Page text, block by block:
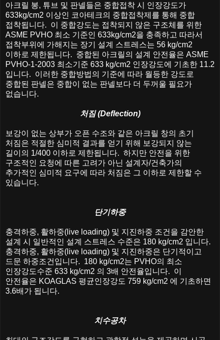
아크릴 봉, 튜브 및 판넬들은 중합접착 시
인장강도가
633kg/cm2 이상인 코아테크의 중합접착제를 통해 중합
접착됩니다. 이 중합강도는 접착되지 않은 구조체를 위한
ASME PVHO 최소 기준인 633kg/cm2을 충족하고 따라서
접착부위에 가해지는 장기 설계 스트레스는 56 kg/cm2
이하로 제한됩니다. 중합된 아크릴의 설계 안전율은 ASME
PVHO-1-2003 최소기준 633 kg/cm2 인장강도에 기초한 11.2
입니다. 이러한 중합방법의 기준에 따라 월등한 강도로
중합된 판넬은 중합이 없는 판넬보다 더 두꺼울 필요가
없습니다.
처짐(Deflection)
보강이 없는 상부가 오픈 수조와 같은 아크릴 창의 초기
처짐은 적절한 심미적 결과를 얻기 위해 보강되지
않는
길이의 1/400 이하로 제한됩니다. 하지만 안전을 위한
구조적인 요청에 따른 고려가 아닌 설계자/건축가의
추가적인 심미적 요구에 따라 처짐은 그 이하로 제한할 수
있습니다.
단기하중
충격하중, 활하중(live loading) 및 지진하중 조건을 감안한
설계 시 일반적인 설계 스트레스 수준은 180 kg/cm2 입니다.
충격하중, 활하중(live loading) 및 지진하중은 단기적이고
드문 하중조건입니다. 180 kg/cm2는 PVHO의 최소
인장강도수준 633 kg/cm2 의 3배 안전율입니다. 이
안전율은 KOAGLAS 평균인장강도 759 kg/cm2 에 기초하면
3.6배가 됩니다.
치수공차